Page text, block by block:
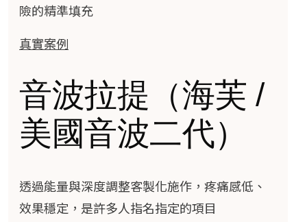
險的精準填充
真實案例
音波拉提（海芙 /
美國音波二代）
透過能量與深度調整客製化施作，疼痛感低、
效果穩定，是許多人指名指定的項目